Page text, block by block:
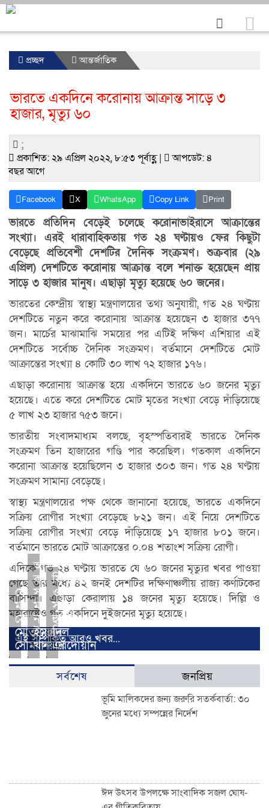
প্রচ্ছদ আন্তর্জাতিক
ভারতে একদিনে করোনায় আক্রান্ত সাড়ে ৩
হাজার, মৃত্যু ৬০
;
প্রকাশিত: ২৯ এপ্রিল ২০২২, ৮:৫৩ পূর্বাহ্ণ |
আপডেট: ৪
বছর আগে
Facebook X WhatsApp Copy Link Print
ভারতে প্রতিদিন বেড়েই চলেছে করোনাভাইরাসে আক্রান্তের
সংখ্যা। এরই ধারাবাহিকতায় গত ২৪ ঘণ্টায়ও ফের কিছুটা
বেড়েছে প্রতিবেশী দেশটির দৈনিক সংক্রমণ। শুক্রবার (২৯
এপ্রিল) দেশটিতে করোনায় আক্রান্ত বলে শনাক্ত হয়েছেন প্রায়
সাড়ে ৩ হাজার মানুষ। এছাড়া মৃত্যু হয়েছে ৬০ জনের।
ভারতের কেন্দ্রীয় স্বাস্থ্য মন্ত্রণালয়ের তথ্য অনুযায়ী, গত ২৪ ঘণ্টায়
দেশটিতে নতুন করে করোনায় আক্রান্ত হয়েছেন ৩ হাজার ৩৭৭
জন। মার্চের মাঝামাঝি সময়ের পর এটিই দক্ষিণ এশিয়ার এই
দেশটিতে সর্বোচ্চ দৈনিক সংক্রমণ। বর্তমানে দেশটিতে মোট
আক্রান্তের সংখ্যা ৪ কোটি ৩০ লাখ ৭২ হাজার ১৭৬।
এছাড়া করোনায় আক্রান্ত হয়ে একদিনে ভারতে ৬০ জনের মৃত্যু
হয়েছে। এতে করে দেশটিতে মোট মৃতের সংখ্যা বেড়ে দাঁড়িয়েছে
৫ লাখ ২৩ হাজার ৭৫৩ জনে।
ভারতীয় সংবাদমাধ্যম বলছে, বৃহস্পতিবারই ভারতে দৈনিক
সংক্রমণ তিন হাজারের গণ্ডি পার করেছিল। গতকাল একদিনে
করোনা আক্রান্ত হয়েছিলেন ৩ হাজার ৩০৩ জন। গত ২৪ ঘণ্টায়
সংক্রমণ সামান্য বেড়েছে।
স্বাস্থ্য মন্ত্রণালয়ের পক্ষ থেকে জানানো হয়েছে, ভারতে একদিনে
সক্রিয় রোগীর সংখ্যা বেড়েছে ৮২১ জন। এই নিয়ে দেশটিতে
সক্রিয় রোগীর সংখ্যা বেড়ে দাঁড়িয়েছে ১৭ হাজার ৮০১ জনে।
বর্তমানে ভারতে মোট আক্রান্তের ০.০৪ শতাংশ সক্রিয় রোগী।
এদিকে গত ২৪ ঘণ্টায় ভারতে যে ৬০ জনের মৃত্যুর খবর পাওয়া
গেছে তার মধ্যে ৪২ জনই দেশটির দক্ষিণাঞ্চলীয় রাজ্য কর্ণাটকের
বাসিন্দা। এছাড়া কেরালায় ১৪ জনের মৃত্যু হয়েছে। দিল্লি ও
মহারাষ্ট্রেও গত একদিনে দুইজনের মৃত্যু হয়েছে।
এই সম্পর্কিত আরও খবর...
ফের
মার্কিন
সেনা
মোতায়েন
সোমালিয়ায়
আমদানি
করা
সরকার
মানব
না:
ইমরান
খান
ফিনলান্ড
ও
সুইডেনকে
হুমকি
দিল
এরদোয়ান
সর্বশেষ জনপ্রিয়
ভূমি মালিকদের জন্য জরুরি সতর্কবার্তা: ৩০
জুনের মধ্যে সম্পন্নের নির্দেশ
ঈদ উৎসব উপলক্ষে সাংবাদিক সজল ঘোষ-